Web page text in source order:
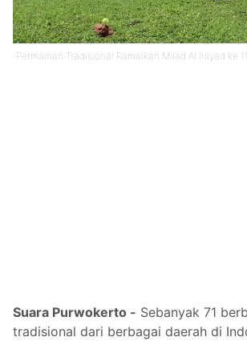
Permainan Tradisional Ramaikan Milad Al Irsyad ke
Suara Purwokerto - Sebanyak 71
tradisional dari berbagai daerah di